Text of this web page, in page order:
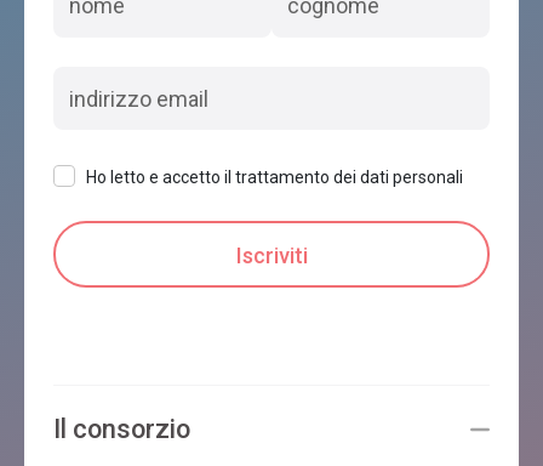
Ho letto e accetto il trattamento dei dati personali
Il consorzio